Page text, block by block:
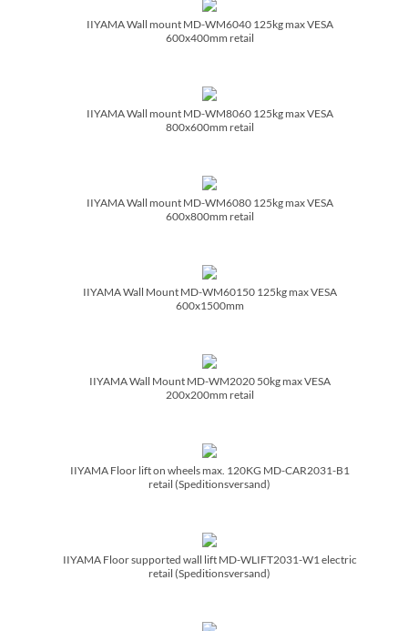
IIYAMA Wall mount MD-WM6040 125kg max VESA
600x400mm retail
IIYAMA Wall mount MD-WM8060 125kg max VESA
800x600mm retail
IIYAMA Wall mount MD-WM6080 125kg max VESA
600x800mm retail
IIYAMA Wall Mount MD-WM60150 125kg max VESA
600x1500mm
IIYAMA Wall Mount MD-WM2020 50kg max VESA
200x200mm retail
IIYAMA Floor lift on wheels max. 120KG MD-CAR2031-B1
retail (Speditionsversand)
IIYAMA Floor supported wall lift MD-WLIFT2031-W1 electric
retail (Speditionsversand)